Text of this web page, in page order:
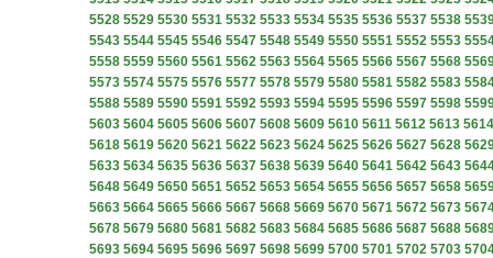
5528 5529 5530 5531 5532 5533 5534 5535 5536 5537 5538
5543 5544 5545 5546 5547 5548 5549 5550 5551 5552 5553
5558 5559 5560 5561 5562 5563 5564 5565 5566 5567 5568
5573 5574 5575 5576 5577 5578 5579 5580 5581 5582 5583
5588 5589 5590 5591 5592 5593 5594 5595 5596 5597 5598
5603 5604 5605 5606 5607 5608 5609 5610 5611 5612 5613 5614
5618 5619 5620 5621 5622 5623 5624 5625 5626 5627 5628
5633 5634 5635 5636 5637 5638 5639 5640 5641 5642 5643
5648 5649 5650 5651 5652 5653 5654 5655 5656 5657 5658
5663 5664 5665 5666 5667 5668 5669 5670 5671 5672 5673
5678 5679 5680 5681 5682 5683 5684 5685 5686 5687 5688
5693 5694 5695 5696 5697 5698 5699 5700 5701 5702 5703